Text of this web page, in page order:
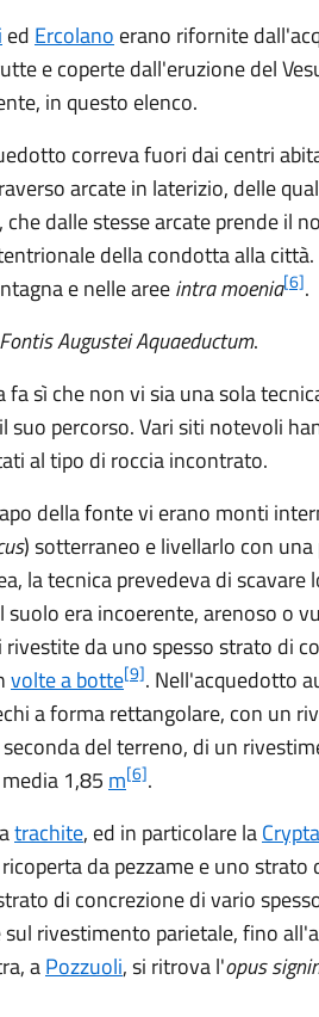
ed Ercolano erano rifornite
e coperte dall'eruzione del
in questo elenco.
correva fuori dai centri
arcate in laterizio, delle
, che dalle stesse arcate prende il
della condotta alla città.
e nelle areeintra moenia[6].
Fontis Augustei Aquaeductum.
sì che non vi sia una sola
percorso. Vari siti notevoli
al tipo di roccia incontrato.
della fonte vi erano monti
) sotterraneo e livellarlo con una
la tecnica prevedeva di scavare
era incoerente, arenoso o
da uno spesso strato di
volte a botte[9]. Nell'acquedotto
a forma rettangolare, con un
del terreno, di un
1,85 m[6].
trachite, ed in particolare la
ricoperta da pezzame e uno strato
di concrezione di vario
rivestimento parietale, fino
aPozzuoli, si ritrova l'opus